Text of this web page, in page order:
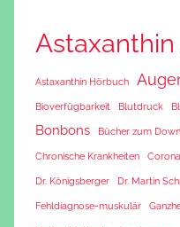
Astaxanthin
Astaxanthin Hörbuch
Bioverfügbarkeit Blutdruck
Bonbons Bücher zum
Chronische Krankheiten
Dr. Königsberger Dr. Martin
Fehldiagnose-muskulär